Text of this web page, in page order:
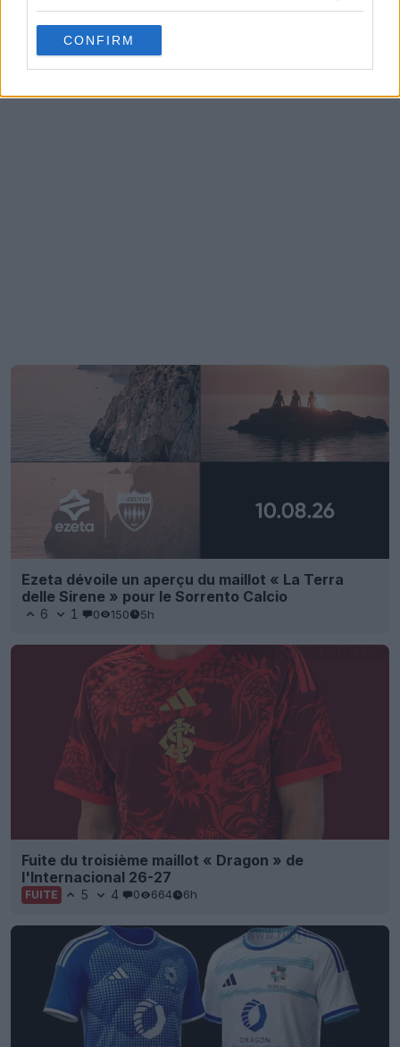
CONFIRM
Ezeta dévoile un aperçu du maillot « La Terra
delle Sirene » pour le Sorrento Calcio
6 1 0 150 5h
Fuite du troisième maillot « Dragon » de
l'Internacional 26-27
FUITE 5 4 0 664 6h